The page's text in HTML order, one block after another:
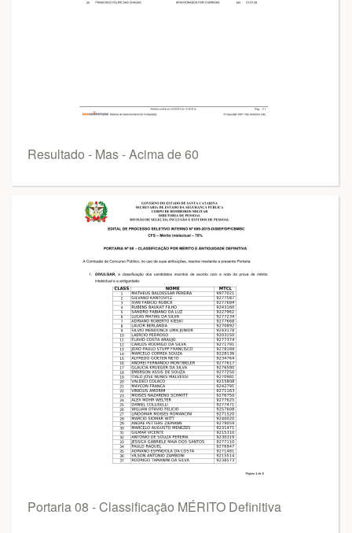
Resultado - Mas - Acima de 60
Portaria 08 - Classificação MÉRITO Definitiva